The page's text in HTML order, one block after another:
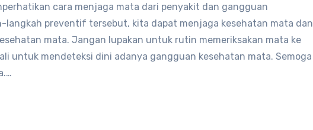
cara menjaga mata dari penyakit dan gangguan
langkah preventif tersebut, kita dapat menjaga kesehatan mata dan
mata. Jangan lupakan untuk rutin memeriksakan mata ke
untuk mendeteksi dini adanya gangguan kesehatan mata. Semoga